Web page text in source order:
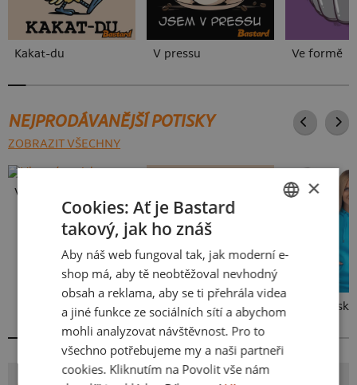
Kakat-du V pressu Ve formě
NEJPRODÁVANĚJŠÍ POTISKY
ZOBRAZIT VŠECHNY
Vlastní potisk
Kakat-du Bez potisku
SLOVAK
×
Cookies: Ať je Bastard
takový, jak ho znáš
Aby náš web fungoval tak, jak moderní e-
shop má, aby tě neobtěžoval nevhodný
obsah a reklama, aby se ti přehrála videa
a jiné funkce ze sociálních sítí a abychom
mohli analyzovat návštěvnost. Pro to
všechno potřebujeme my a naši partneři
cookies. Kliknutím na Povolit vše nám